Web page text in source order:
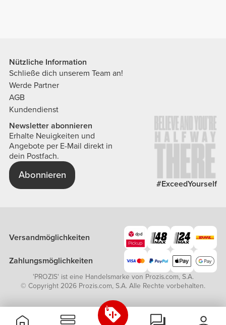
Nützliche Information
Schließe dich unserem Team an!
Werde Partner
AGB
Kundendienst
Newsletter abonnieren
Erhalte Neuigkeiten und
Angebote per E-Mail direkt in
dein Postfach.
Abonnieren
#ExceedYourself
Versandmöglichkeiten
Zahlungsmöglichkeiten
'PROZIS' ist eine Handelsmarke von Prozis.com, S.A.
© Copyright 2026 Prozis.com, S.A. Alle Rechte vorbehalten.